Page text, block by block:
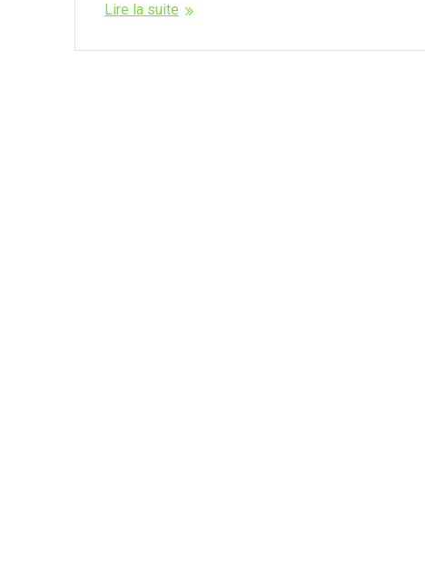
Lire la suite